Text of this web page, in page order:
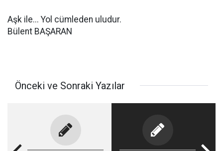
Aşk ile... Yol cümleden uludur.
Bülent BAŞARAN
Önceki ve Sonraki Yazılar